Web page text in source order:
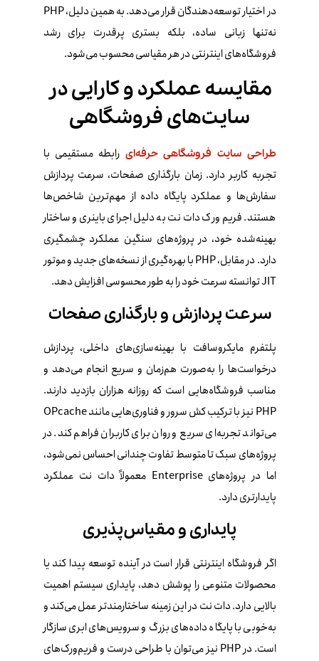
در اختیار توسعه‌دهندگان قرار می‌دهد. به همین دلیل، PHP
نه‌تنها زبانی ساده، بلکه بستری پرقدرت برای رشد
فروشگاه‌های اینترنتی در هر مقیاسی محسوب می‌شود.
مقایسه عملکرد و کارایی در
سایت‌های فروشگاهی
طراحی سایت فروشگاهی حرفه‌ای رابطه مستقیمی با
تجربه کاربر دارد. زمان بارگذاری صفحات، سرعت پردازش
سفارش‌ها و عملکرد پایگاه داده از مهم‌ترین شاخص‌ها
هستند. فریم‌ ورک دات‌ نت به دلیل اجرای باینری و ساختار
بهینه‌شده خود، در پروژه‌های سنگین عملکرد چشمگیری
دارد. در مقابل، PHP با بهره‌گیری از نسخه‌های جدید و موتور
JIT توانسته سرعت خود را به‌ طور محسوسی افزایش دهد.
سرعت پردازش و بارگذاری صفحات
پلتفرم مایکروسافت با بهینه‌سازی‌های داخلی، پردازش
درخواست‌ها را به‌صورت هم‌زمان و سریع انجام می‌دهد و
مناسب فروشگاه‌هایی است که روزانه هزاران بازدید دارند.
PHP نیز با ترکیب کش سرور و فناوری‌هایی مانند OPcache
می‌تواند تجربه‌ای سریع و روان برای کاربران فراهم کند. در
پروژه‌های سبک تا متوسط تفاوت چندانی احساس نمی‌شود،
اما در پروژه‌های Enterprise معمولاً دات‌ نت عملکرد
پایدار‌تری دارد.
پایداری و مقیاس‌پذیری
اگر فروشگاه اینترنتی قرار است در آینده توسعه پیدا کند یا
محصولات متنوعی را پوشش دهد، پایداری سیستم اهمیت
بالایی دارد. دات‌ نت در این زمینه ساختارمندتر عمل می‌کند و
به‌خوبی با پایگاه داده‌های بزرگ و سرویس‌های ابری سازگار
است. در PHP نیز می‌توان با طراحی درست و فریم‌ورک‌های